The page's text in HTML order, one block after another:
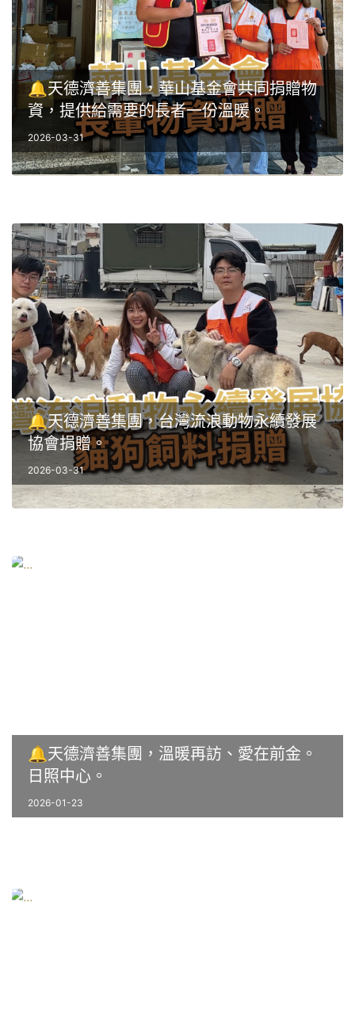
🔔天德濟善集團，華山基金會共同捐贈物
資，提供給需要的長者一份溫暖。
2026-03-31
🔔天德濟善集團，台灣流浪動物永續發展
協會捐贈。
2026-03-31
🔔天德濟善集團，溫暖再訪、愛在前金。
日照中心。
2026-01-23